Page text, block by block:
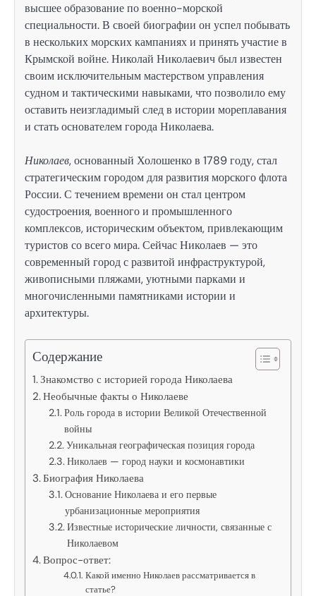
высшее образование по военно-морской
специальности. В своей биографии он успел побывать
в нескольких морских кампаниях и принять участие в
Крымской войне. Николай Николаевич был известен
своим исключительным мастерством управления
судном и тактическими навыками, что позволило ему
оставить неизгладимый след в истории мореплавания
и стать основателем города Николаева.
Николаев, основанный Холошенко в 1789 году, стал
стратегическим городом для развития морского флота
России. С течением времени он стал центром
судостроения, военного и промышленного
комплексов, историческим объектом, привлекающим
туристов со всего мира. Сейчас Николаев — это
современный город с развитой инфраструктурой,
живописными пляжами, уютными парками и
многочисленными памятниками истории и
архитектуры.
Содержание
Знакомство с историей города Николаева
Необычные факты о Николаеве
Роль города в истории Великой Отечественной
войны
Уникальная географическая позиция города
Николаев — город науки и космонавтики
Биография Николаева
Основание Николаева и его первые
урбанизационные мероприятия
Известные исторические личности, связанные с
Николаевом
Вопрос-ответ:
Какой именно Николаев рассматривается в
статье?